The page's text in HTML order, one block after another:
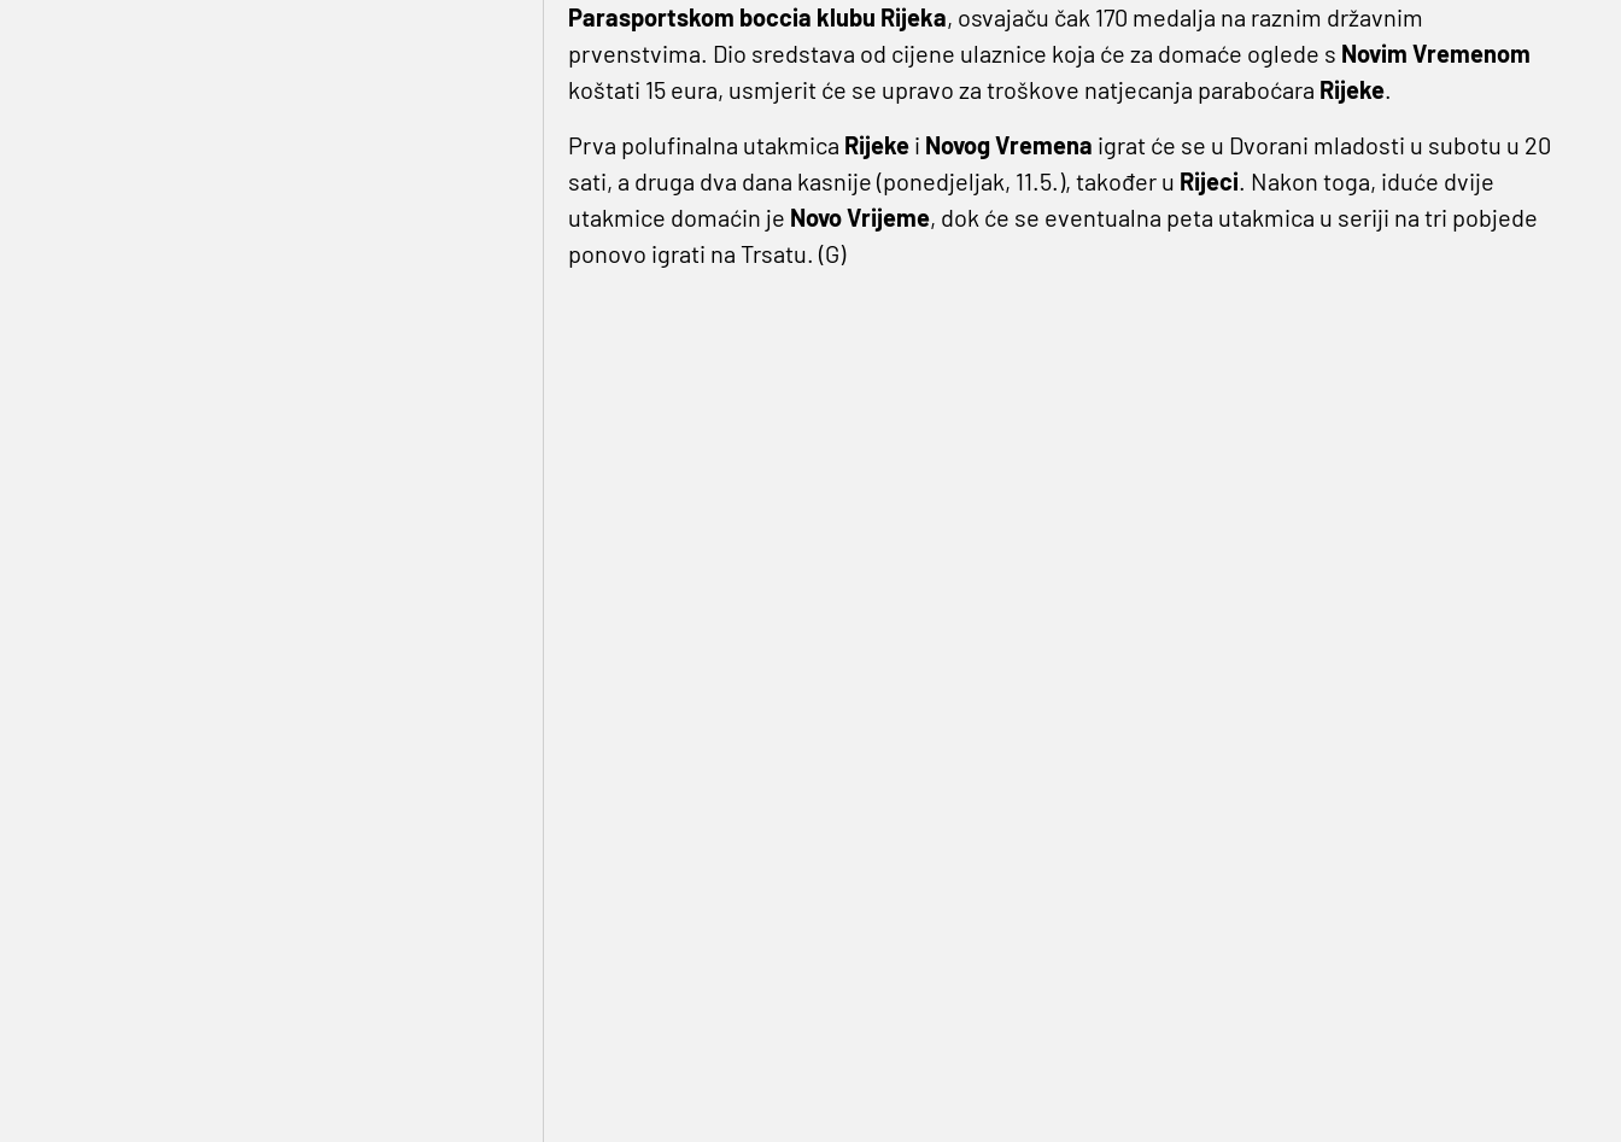
Parasportskom boccia klubu Rijeka, osvajaču čak 170 medalja na raznim državnim
prvenstvima. Dio sredstava od cijene ulaznice koja će za domaće oglede s Novim Vremenom
koštati 15 eura, usmjerit će se upravo za troškove natjecanja paraboćara Rijeke.
Prva polufinalna utakmica Rijekei Novog Vremena igrat će se u Dvorani mladosti u subotu u 20
sati, a druga dva dana kasnije (ponedjeljak, 11.5.), također u Rijeci. Nakon toga, iduće dvije
utakmice domaćin je Novo Vrijeme, dok će se eventualna peta utakmica u seriji na tri pobjede
ponovo igrati na Trsatu. (G)